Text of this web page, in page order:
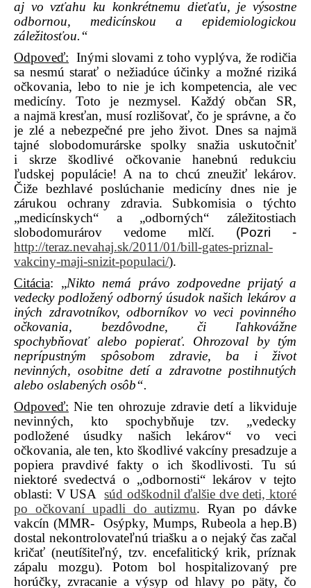
aj vo vzťahu ku konkrétnemu dieťaťu, je výsostne
odbornou, medicínskou a epidemiologickou
záležitosťou.“
Odpoveď: Inými slovami z toho vyplýva, že rodičia
sa nesmú starať o nežiadúce účinky a možné riziká
očkovania, lebo to nie je ich kompetencia, ale vec
medicíny. Toto je nezmysel. Každý občan SR,
a najmä kresťan, musí rozlišovať, čo je správne, a čo
je zlé a nebezpečné pre jeho život. Dnes sa najmä
tajné slobodomurárske spolky snažia uskutočniť
i skrze škodlivé očkovanie hanebnú redukciu
ľudskej populácie! A na to chcú zneužiť lekárov.
Čiže bezhlavé poslúchanie medicíny dnes nie je
zárukou ochrany zdravia. Subkomisia o týchto
„medicínskych“ a „odborných“ záležitostiach
slobodomurárov vedome mlčí. (Pozri -
http://teraz.nevahaj.sk/2011/01/bill-gates-priznal-
vakciny-maji-snizit-populaci/).
Citácia: „Nikto nemá právo zodpovedne prijatý a
vedecky podložený odborný úsudok našich lekárov a
iných zdravotníkov, odborníkov vo veci povinného
očkovania, bezdôvodne, či ľahkovážne
spochybňovať alebo popierať. Ohrozoval by tým
neprípustným spôsobom zdravie, ba i život
nevinných, osobitne detí a zdravotne postihnutých
alebo oslabených osôb“.
Odpoveď: Nie ten ohrozuje zdravie detí a likviduje
nevinných, kto spochybňuje tzv. „vedecky
podložené úsudky našich lekárov“ vo veci
očkovania, ale ten, kto škodlivé vakcíny presadzuje a
popiera pravdivé fakty o ich škodlivosti. Tu sú
niektoré svedectvá o „odbornosti“ lekárov v tejto
oblasti: V USA
súd odškodnil ďalšie dve deti, ktoré
po očkovaní upadli do autizmu. Ryan po dávke
vakcín (MMR-
Osýpky, Mumps, Rubeola a hep.B)
dostal nekontrolovateľnú triašku a o nejaký čas začal
kričať (neutíšiteľný, tzv. encefalitický krik, príznak
zápalu mozgu). Potom bol hospitalizovaný pre
horúčky, zvracanie a výsyp od hlavy po päty, čo